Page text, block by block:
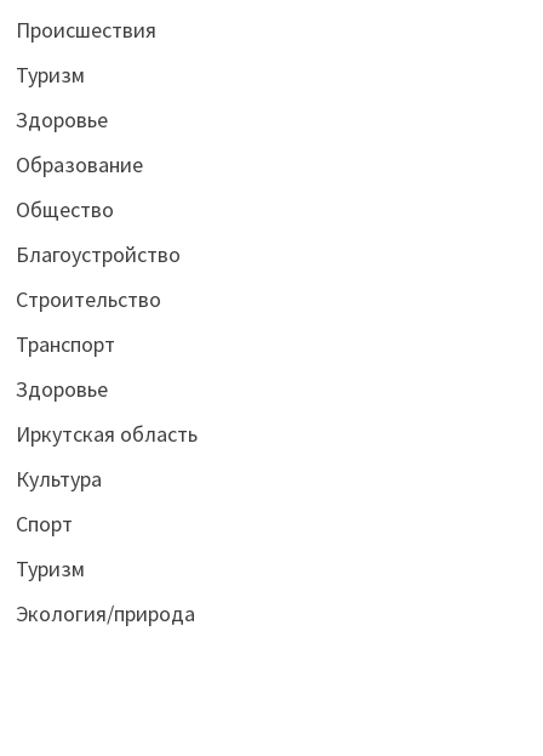
Происшествия
Туризм
Здоровье
Образование
Общество
Благоустройство
Строительство
Транспорт
Здоровье
Иркутская область
Культура
Спорт
Туризм
Экология/природа